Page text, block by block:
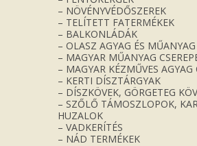
– NÖVÉNYVÉDŐSZEREK
– TELÍTETT FATERMÉKEK
– BALKONLÁDÁK
– OLASZ AGYAG ÉS MŰANYAG
– MAGYAR MŰANYAG
– MAGYAR KÉZMŰVES AGYAG
– KERTI DÍSZTÁRGYAK
– DÍSZKÖVEK, GÖRGETEG
– SZŐLŐ TÁMOSZLOPOK,
HUZALOK
– VADKERÍTÉS
– NÁD TERMÉKEK